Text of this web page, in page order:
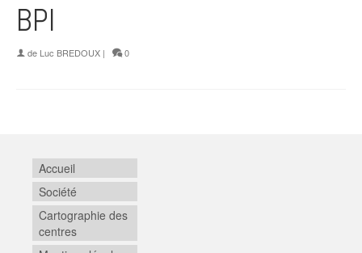
BPI
de Luc BREDOUX | 0
Accueil
Société
Cartographie des
centres